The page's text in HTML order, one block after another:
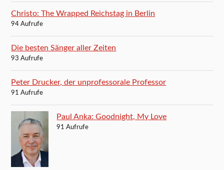
Christo: The Wrapped Reichstag in Berlin
94 Aufrufe
Die besten Sänger aller Zeiten
93 Aufrufe
Peter Drucker, der unprofessorale Professor
91 Aufrufe
Paul Anka: Goodnight, My Love
91 Aufrufe